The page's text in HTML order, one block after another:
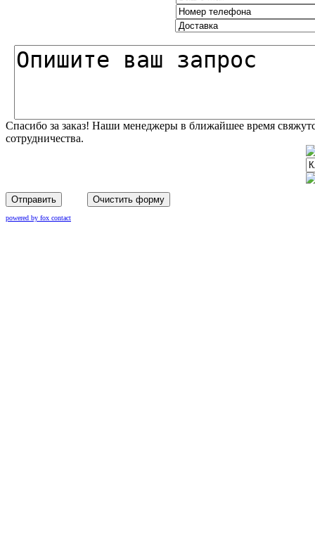
Спасибо за заказ! Наши менеджеры в ближайшее время
сотрудничества.
Отправить Очистить форму
powered by fox contact